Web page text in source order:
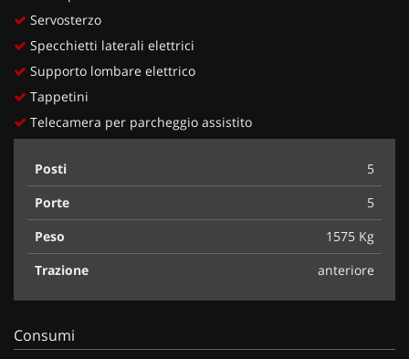
Servosterzo
Specchietti laterali elettrici
Supporto lombare elettrico
Tappetini
Telecamera per parcheggio assistito
Posti
5
Porte
5
Peso
1575 Kg
Trazione
anteriore
Consumi